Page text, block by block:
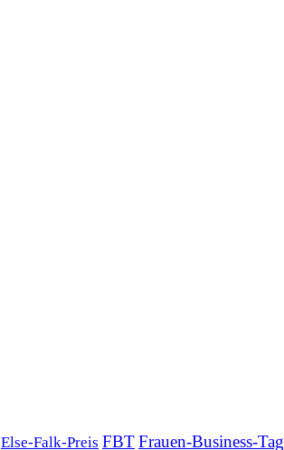
Else-Falk-Preis FBTFrauen-Business-Tag